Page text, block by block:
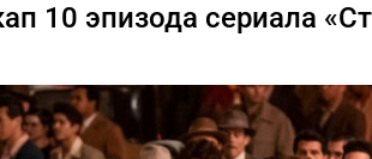
10 эпизода сериала